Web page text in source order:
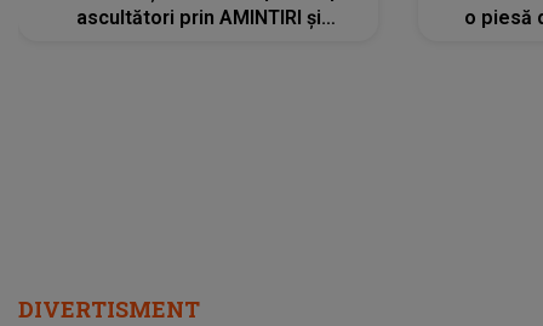
ascultători prin AMINTIRI și
o piesă
DIVERTISMENT